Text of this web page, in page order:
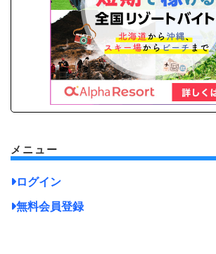
メニュー
ログイン
無料会員登録